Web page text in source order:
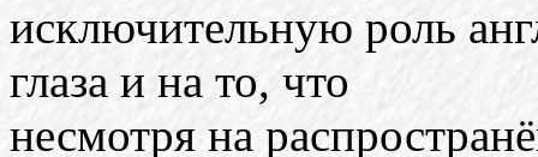
исключительную роль
глаза и на то, что
несмотря на